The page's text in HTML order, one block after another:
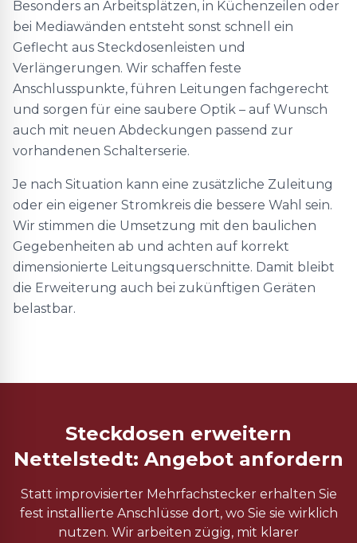
Besonders an Arbeitsplätzen, in Küchenzeilen oder
bei Mediawänden entsteht sonst schnell ein
Geflecht aus Steckdosenleisten und
Verlängerungen. Wir schaffen feste
Anschlusspunkte, führen Leitungen fachgerecht
und sorgen für eine saubere Optik – auf Wunsch
auch mit neuen Abdeckungen passend zur
vorhandenen Schalterserie.
Je nach Situation kann eine zusätzliche Zuleitung
oder ein eigener Stromkreis die bessere Wahl sein.
Wir stimmen die Umsetzung mit den baulichen
Gegebenheiten ab und achten auf korrekt
dimensionierte Leitungsquerschnitte. Damit bleibt
die Erweiterung auch bei zukünftigen Geräten
belastbar.
Steckdosen erweitern
Nettelstedt: Angebot anfordern
Statt improvisierter Mehrfachstecker erhalten Sie
fest installierte Anschlüsse dort, wo Sie sie wirklich
nutzen. Wir arbeiten zügig, mit klarer